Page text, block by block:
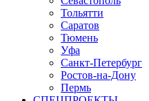
Тольятти
Саратов
Тюмень
Уфа
Санкт-Петербург
Ростов-на-Дону
Пермь